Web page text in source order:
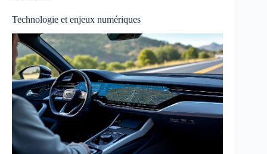
Technologie et enjeux numériques